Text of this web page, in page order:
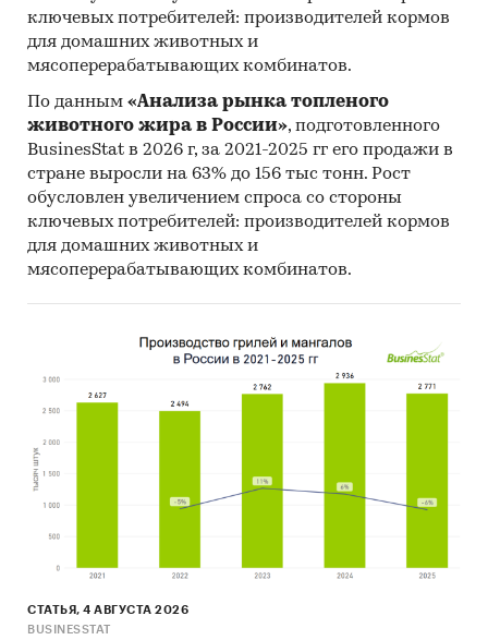
мира
Источник исследования — Tebiz Group.
Категории: Потребительские товары
Бытовая и цифровая техника
техника
Потребительские товары
Техника для
кухни / Газовые и электрические плиты
Россия
ключевых потребителей: производителей кормов
для домашних животных и
мясоперерабатывающих комбинатов.
По данным «Анализа рынка топленого
животного жира в России», подготовленного
BusinesStat в 2026 г, за 2021-2025 гг его продажи в
стране выросли на 63% до 156 тыс тонн. Рост
обусловлен увеличением спроса со стороны
ключевых потребителей: производителей кормов
для домашних животных и
мясоперерабатывающих комбинатов.
СТАТЬЯ, 4 АВГУСТА 2026
BUSINESSTAT